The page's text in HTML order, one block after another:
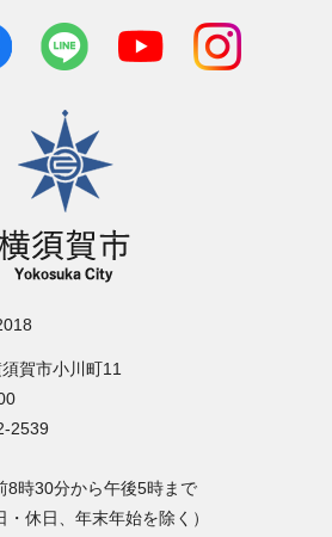
横須賀市
賀市小川町11
2539
8時30分から午後5時まで
・休日、年末年始を除く）